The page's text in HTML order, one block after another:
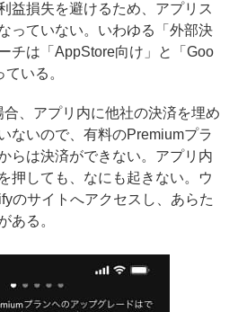
益損失を避けるため、アプリス
っていない。いわゆる「外部決
チは「AppStore向け」と「Goo
いる。
、アプリ内に他社の決済を埋め
ないので、有料のPremiumプラ
らは決済ができない。アプリ内
押しても、なにも起きない。ウ
のサイトへアクセスし、あらた
ある。